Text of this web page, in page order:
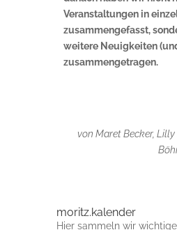
Veranstaltungen in
zusammengefasst,
weitere Neuigkeiten
zusammengetragen.
von Maret Becker,
moritz.kalender
Hier sammeln wir